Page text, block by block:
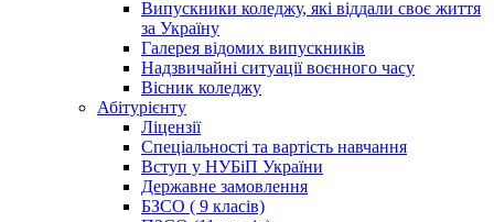
Випускники коледжу, які віддали своє життя
за Україну
Галерея відомих випускників
Надзвичайні ситуації воєнного часу
Вісник коледжу
Абітурієнту
Ліцензії
Спеціальності та вартість навчання
Вступ у НУБіП України
Державне замовлення
БЗСО ( 9 класів)